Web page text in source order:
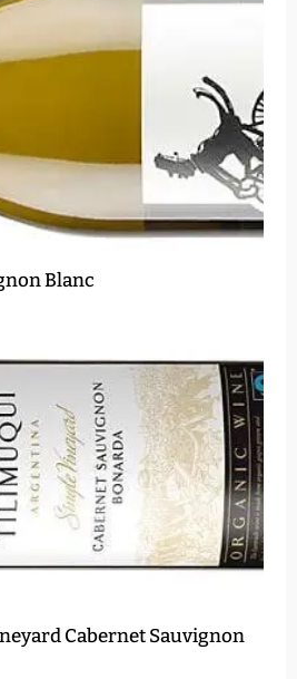
Blanc
Cabernet Sauvignon